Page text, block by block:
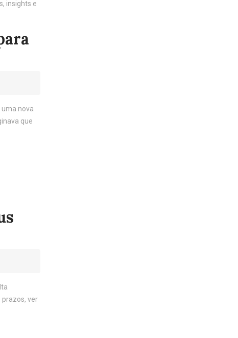
nova
que
prazos, ver